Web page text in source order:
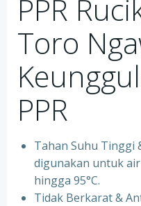
PPR
Toro
PPR
Tahan Suhu Tinggi
digunakan untuk
hingga 95°C.
⁠Tidak Berkarat &